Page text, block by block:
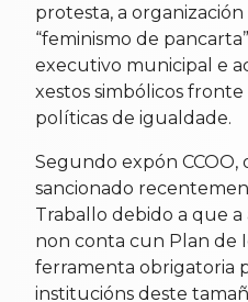
protesta, a
“feminismo de
executivo municipal e
xestos simbólicos
políticas de igualdade.
Segundo expón CCOO,
sancionado
Traballo debido a que a
non conta cun Plan de
ferramenta obrigatoria
institucións deste